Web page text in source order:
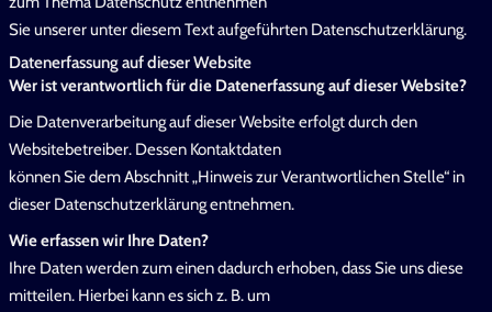
Sie unserer unter diesem Text aufgeführten Datenschutzerklärung.
Datenerfassung auf dieser Website
Wer ist verantwortlich für die Datenerfassung auf dieser Website?
Die Datenverarbeitung auf dieser Website erfolgt durch den
Websitebetreiber. Dessen Kontaktdaten
können Sie dem Abschnitt „Hinweis zur Verantwortlichen Stelle“ in
dieser Datenschutzerklärung entnehmen.
Wie erfassen wir Ihre Daten?
Ihre Daten werden zum einen dadurch erhoben, dass Sie uns diese
mitteilen. Hierbei kann es sich z. B. um